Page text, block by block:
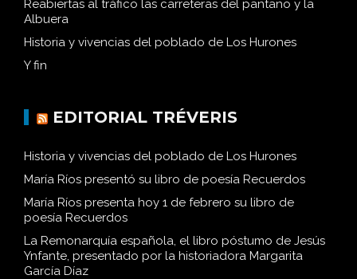
Reabiertas al tráfico las carreteras del pantano y la
Albuera
Historia y vivencias del poblado de Los Hurones
Y fin
EDITORIAL TRÉVERIS
Historia y vivencias del poblado de Los Hurones
María Ríos presentó su libro de poesía Recuerdos
María Ríos presenta hoy 1 de febrero su libro de
poesía Recuerdos
La Remonarquía española, el libro póstumo de Jesús
Ynfante, presentado por la historiadora Margarita
García Díaz